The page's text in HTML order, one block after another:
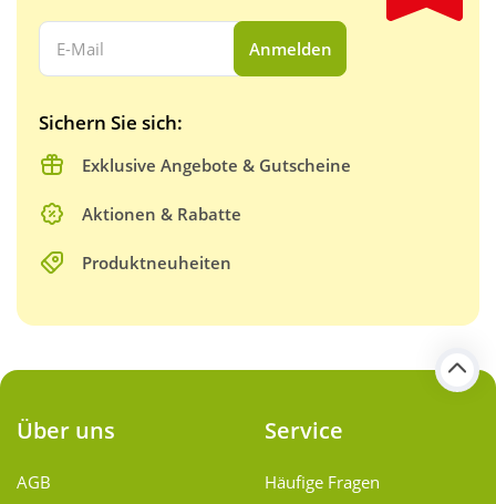
Ihre E-Mail Adresse:
Anmelden
Sichern Sie sich:
Exklusive Angebote & Gutscheine
Aktionen & Rabatte
Produktneuheiten
Über uns
AGB
Service
Häufige Fragen